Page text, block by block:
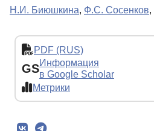
Н.И. Биюшкина, Ф.С. Сосенков,
PDF (RUS)
GSИнформация
в Google Scholar
Метрики